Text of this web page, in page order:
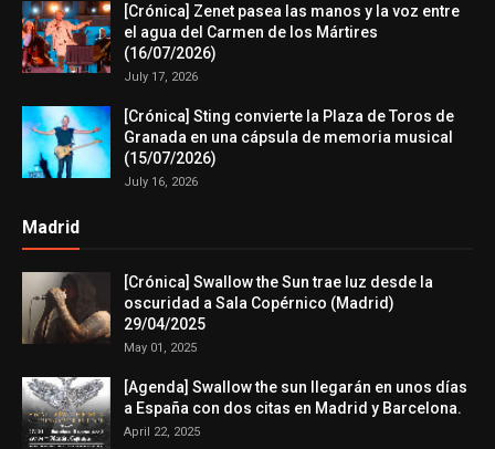
[Crónica] Zenet pasea las manos y la voz entre
el agua del Carmen de los Mártires
(16/07/2026)
July 17, 2026
[Crónica] Sting convierte la Plaza de Toros de
Granada en una cápsula de memoria musical
(15/07/2026)
July 16, 2026
Madrid
[Crónica] Swallow the Sun trae luz desde la
oscuridad a Sala Copérnico (Madrid)
29/04/2025
May 01, 2025
[Agenda] Swallow the sun llegarán en unos días
a España con dos citas en Madrid y Barcelona.
April 22, 2025